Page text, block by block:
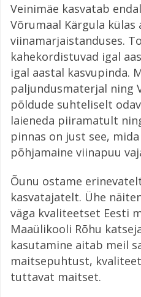
Veinimäe kasvatab
Võrumaal Kärgula külas
viinamarjaistanduses.
kahekordistuvad igal
igal aastal kasvupinda.
paljundusmaterjal ning
põldude suhteliselt
laieneda piiramatult
pinnas on just see,
põhjamaine viinapuu
Õunu ostame
kasvatajatelt. Ühe
väga kvaliteetset Eesti
Maaülikooli Rõhu
kasutamine aitab meil
maitsepuhtust,
tuttavat maitset.